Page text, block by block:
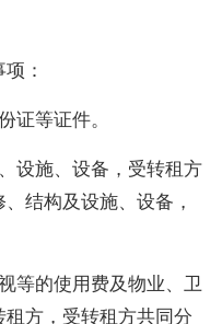
：
等证件。
施、设备，受转租方
结构及设施、设备，
的使用费及物业、卫
方，受转租方共同分